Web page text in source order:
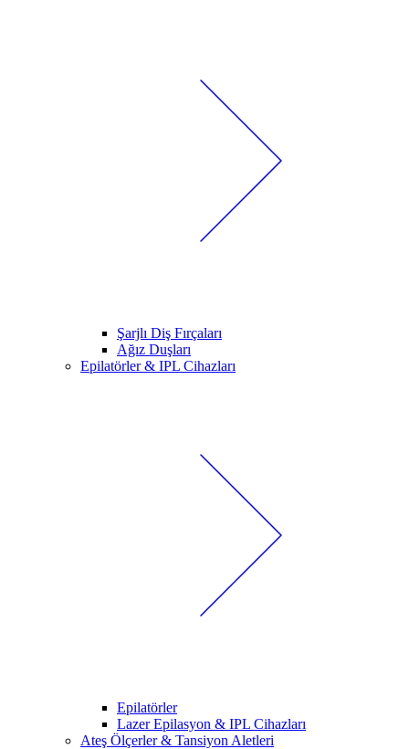
Şarjlı Diş Fırçaları
Ağız Duşları
Epilatörler & IPL Cihazları
Epilatörler
Lazer Epilasyon & IPL Cihazları
Ateş Ölçerler & Tansiyon Aletleri